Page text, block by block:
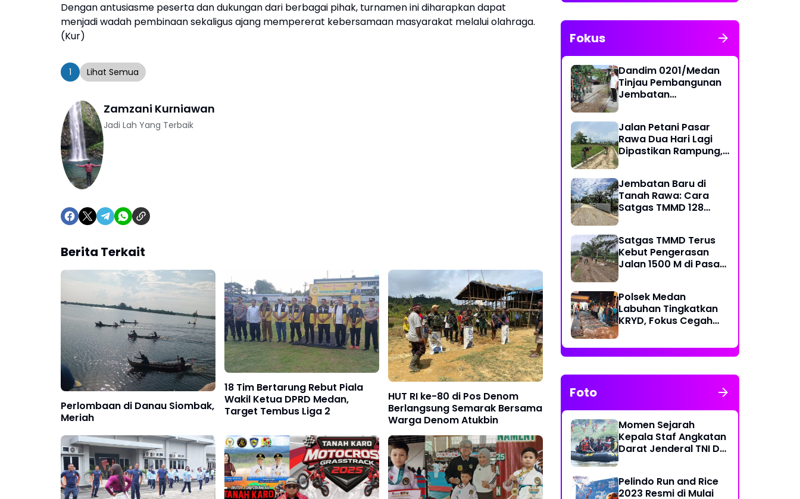
Dengan antusiasme peserta dan dukungan dari berbagai pihak, turnamen ini diharapkan dapat
menjadi wadah pembinaan sekaligus ajang mempererat kebersamaan masyarakat melalui olahraga.
(Kur)
1 Lihat Semua
Zamzani Kurniawan
Jadi Lah Yang Terbaik
Berita Terkait
Perlombaan di Danau Siombak,
Meriah
18 Tim Bertarung Rebut Piala
Wakil Ketua DPRD Medan,
Target Tembus Liga 2
HUT RI ke-80 di Pos Denom
Berlangsung Semarak Bersama
Warga Denom Atukbin
Fokus
Dandim 0201/Medan
Tinjau Pembangunan
Jembatan
Jalan Petani Pasar
Rawa Dua Hari Lagi
Dipastikan Rampung,
Jembatan Baru di
Tanah Rawa: Cara
Satgas TMMD 128
Satgas TMMD Terus
Kebut Pengerasan
Jalan 1500 M di Pasar
Warga
Polsek Medan
Labuhan Tingkatkan
KRYD, Fokus Cegah
dan Balap Liar
Foto
Momen Sejarah
Kepala Staf Angkatan
Darat Jenderal TNI Dr
Pelindo Run and Rice
2023 Resmi di Mulai